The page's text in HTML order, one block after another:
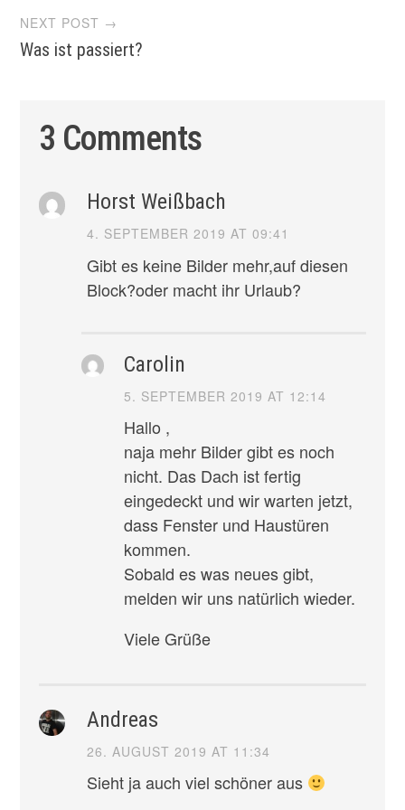
NEXT POST →
Was ist passiert?
3 Comments
Horst Weißbach
4. SEPTEMBER 2019 AT 09:41
Gibt es keine Bilder mehr,auf diesen
Block?oder macht ihr Urlaub?
Carolin
5. SEPTEMBER 2019 AT 12:14
Hallo ,
naja mehr Bilder gibt es noch
nicht. Das Dach ist fertig
eingedeckt und wir warten jetzt,
dass Fenster und Haustüren
kommen.
Sobald es was neues gibt,
melden wir uns natürlich wieder.
Viele Grüße
Andreas
26. AUGUST 2019 AT 11:34
Sieht ja auch viel schöner aus